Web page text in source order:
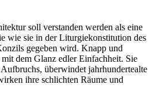
soll verstanden werden als eine
wie sie in der Liturgiekonstitution des
gegeben wird. Knapp und
mit dem Glanz edler Einfachheit. Sie
überwindet jahrhundertealte
ihre schlichten Räume und